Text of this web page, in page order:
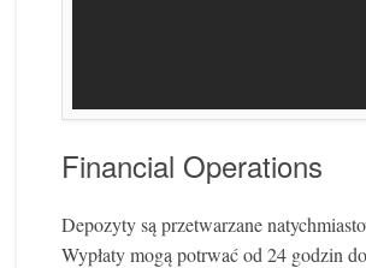
Financial Operations
Depozyty są przetwarzane
Wypłaty mogą potrwać od 24 godzin